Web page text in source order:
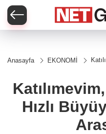
Anasayfa EKONOMİ
Hızlı